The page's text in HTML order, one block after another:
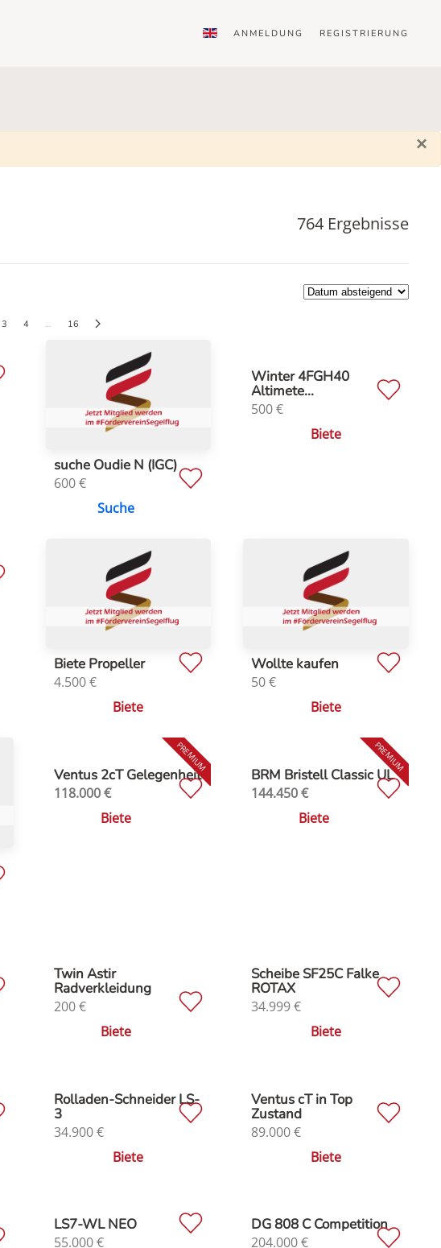
ANMELDUNG REGISTRIERUNG
×
764 Ergebnisse
3 4 … 16
suche Oudie N (IGC)
600 €
Suche
Winter 4FGH40
Altimete...
500€
Biete
Biete Propeller
4.500 €
Biete
Wollte kaufen
50€
Biete
Ventus 2cT Gelegenheit
118.000 €
Biete
BRM Bristell Classic UL
144.450€
Biete
Twin Astir
Radverkleidung
200 €
Biete
Scheibe SF25C Falke
ROTAX
34.999€
Biete
Rolladen-Schneider LS-
3
34.900 €
Biete
Ventus cT in Top
Zustand
89.000€
Biete
LS7-WL NEO
55.000 €
DG 808 C Competition
204.000€